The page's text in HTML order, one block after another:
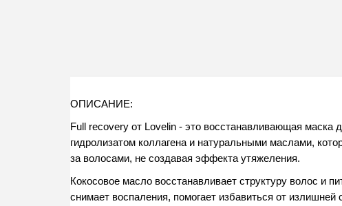
ОПИСАНИЕ:
Full recovery от Lovelin - это восстанавливающая маска
гидролизатом коллагена и натуральными маслами,
за волосами, не создавая эффекта утяжеления.
Кокосовое масло восстанавливает структуру волос и
снимает воспаления, помогает избавиться от излишней